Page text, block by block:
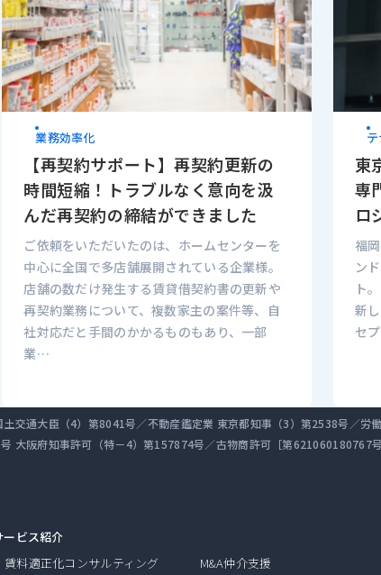
業務効率化
【再契約サポート】再契約更新の
時間短縮！トラブルなく意向を汲
んだ再契約の締結ができました
ご依頼をいただいたのは、ホームセンターを
中心に全国で多店舗展開されている企業様。
店舗の数だけ発生する賃貸借契約書の更新や
再契約業務について、複数家主の案件等、自
社対応だと手間のかかるものもあり、一部
業…
東
専
ロ
福
ン
ト
新
セ
土交通大臣（4）第8041号／不動産鑑定業 東京都知事（3）第2538号／労
大阪府知事許可（特－4）第157874号／古物商許可［第621060180767号
ービス紹介
賃料適正化コンサルティング
M&A仲介支援